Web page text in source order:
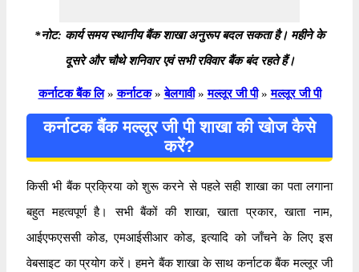
*नोट: कार्य समय स्थानीय बैंक शाखा अनुरूप बदल सकता है। महीने के
दूसरे और चौथे शनिवार एवं सभी रविवार बैंक बंद रहते हैं।
कर्नाटक बैंक लि » कर्नाटक » बेलगावी » मल्लूर जी पी » मल्लूर जी पी
कर्नाटक बैंक मल्लूर जी पी शाखा की खोज कैसे
करें?
किसी भी बैंक प्रक्रिया को शुरू करने से पहले सही शाखा का पता लगाना
बहुत महत्वपूर्ण है। सभी बैंकों की शाखा, खाता प्रकार, खाता नाम,
आईएफएससी कोड, एमआईसीआर कोड, इत्यादि को जाँचने के लिए इस
वेबसाइट का प्रयोग करें। हमने बैंक शाखा के साथ कर्नाटक बैंक मल्लूर जी